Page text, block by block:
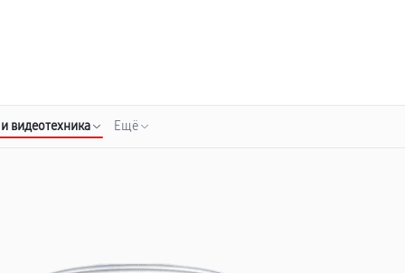
видеотехника Ещё